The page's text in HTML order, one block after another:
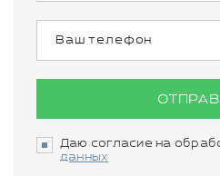
Даю согласие на
данных